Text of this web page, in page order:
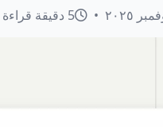
• 5 دقيقة قراءة